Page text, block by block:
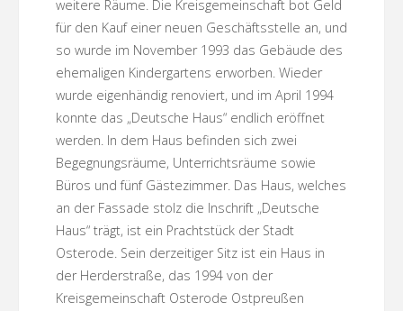
weitere Räume. Die Kreisgemeinschaft bot Geld
für den Kauf einer neuen Geschäftsstelle an, und
so wurde im November 1993 das Gebäude des
ehemaligen Kindergartens erworben. Wieder
wurde eigenhändig renoviert, und im April 1994
konnte das „Deutsche Haus“ endlich eröffnet
werden. In dem Haus befinden sich zwei
Begegnungsräume, Unterrichtsräume sowie
Büros und fünf Gästezimmer. Das Haus, welches
an der Fassade stolz die Inschrift „Deutsche
Haus“ trägt, ist ein Prachtstück der Stadt
Osterode. Sein derzeitiger Sitz ist ein Haus in
der Herderstraße, das 1994 von der
Kreisgemeinschaft Osterode Ostpreußen